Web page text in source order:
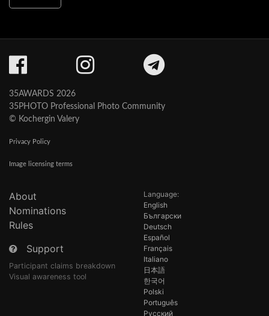
35AWARDS 2026
35PHOTO Professional Photo Community
© Kochergin Valery
Privacy Policy
Image licensing terms
About
Nominations
Rules
Support
Participant claims breakdown
Visual awareness tool
Language:
English
Български
Deutsch
Español
Français
Italiano
日本語
한국어
Polski
Português
Русский